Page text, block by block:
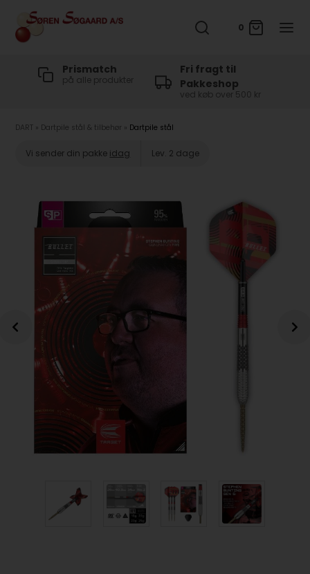
0
Prismatch
på alle produkter
Fri fragt til
Pakkeshop
ved køb over 500 kr
DART Dartpile stål & tilbehør Dartpile stål
Vi sender din pakke idag Lev. 2 dage